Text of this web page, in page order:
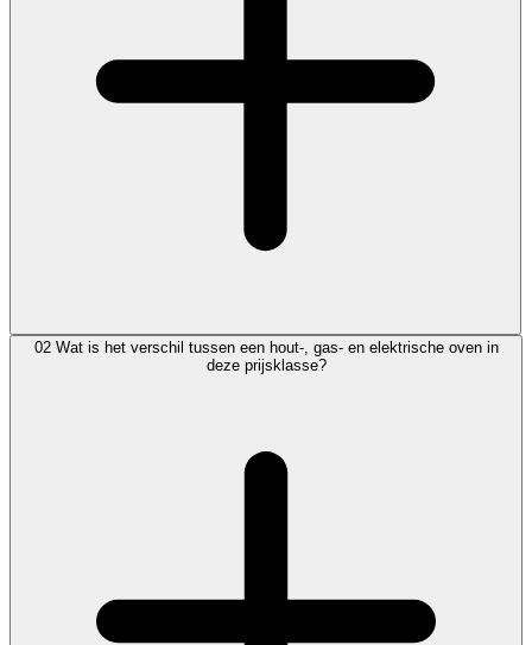
02 Wat is het verschil tussen een hout-, gas- en elektrische oven in
deze prijsklasse?